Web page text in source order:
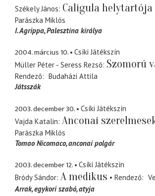
Székely János Caligula helytartója
Parászka Miklós
I. Agrippa Palesztina királya
2004. március 10.
Csíki Játékszín
Müller Péter - Seress Rezső Szomorú
Rendező
Budaházi Attila
Játsszák
2003. december 30.
Csíki Játékszín
Vajda Katalin Anconai
Parászka Miklós
Tomao Nicomaco anconai polgár
2003. december 12.
Csíki Játékszín
Bródy Sándor A medikus Rendező
Arrak egykori szabó, atyja